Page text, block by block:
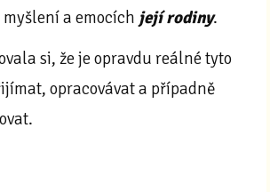
a emocích její rodiny.
si, že je opravdu reálné tyto
opracovávat a případně